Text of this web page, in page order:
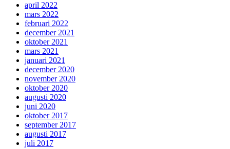
april 2022
mars 2022
februari 2022
december 2021
oktober 2021
mars 2021
januari 2021
december 2020
november 2020
oktober 2020
augusti 2020
juni 2020
oktober 2017
september 2017
augusti 2017
juli 2017